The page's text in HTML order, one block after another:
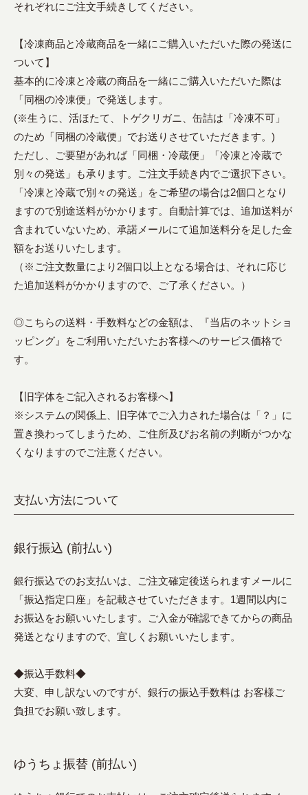
それぞれにご注文手続きしてください。
【冷凍商品と冷蔵商品を一緒にご購入いただいた際の発送に
ついて】
基本的に冷凍と冷蔵の商品を一緒にご購入いただいた際は
「同梱の冷凍便」で発送します。
(※生うに、活ほたて、トゲクリガニ、缶詰は「冷凍不可」
のため「同梱の冷蔵便」でお送りさせていただきます。)
ただし、ご要望があれば「同梱・冷蔵便」「冷凍と冷蔵で
別々の発送」も承ります。ご注文手続き内でご選択下さい。
「冷凍と冷蔵で別々の発送」をご希望の場合は2個口となり
ますので別途送料がかかります。自動計算では、追加送料が
含まれていないため、承諾メールにて追加送料分を足した金
額をお送りいたします。
（※ご注文数量により2個口以上となる場合は、それに応じ
た追加送料がかかりますので、ご了承ください。）
◎こちらの送料・手数料などの金額は、『当店のネットショ
ッピング』をご利用いただいたお客様へのサービス価格で
す。
【旧字体をご記入されるお客様へ】
※システムの関係上、旧字体でご入力された場合は「？」に
置き換わってしまうため、ご住所及びお名前の判断がつかな
くなりますのでご注意ください。
支払い方法について
銀行振込 (前払い)
銀行振込でのお支払いは、ご注文確定後送られますメールに
「振込指定口座」を記載させていただきます。1週間以内に
お振込をお願いいたします。ご入金が確認できてからの商品
発送となりますので、宜しくお願いいたします。
◆振込手数料◆
大変、申し訳ないのですが、銀行の振込手数料は お客様ご
負担でお願い致します。
ゆうちょ振替 (前払い)